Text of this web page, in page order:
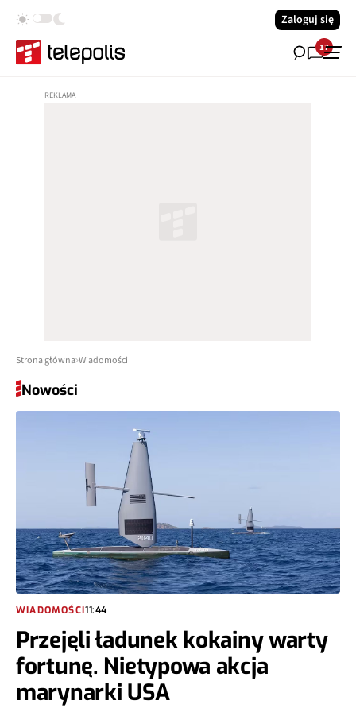
Zaloguj się
17
Strona główna Wiadomości
WIADOMOŚCI11:44
Przejęli ładunek kokainy warty
fortunę. Nietypowa akcja
marynarki USA
Nowości